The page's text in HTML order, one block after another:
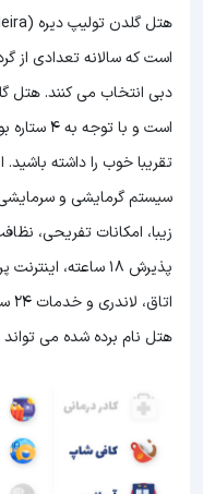
است که سالانه تعدادی از
است و با توجه به 4 ستاره بودن این هتل
تقریبا خوب را داشته
سیستم گرمایشی و
زیبا، امکانات تفریحی،
پذیرش 18 ساعته،
هتل نام برده شده می تواند